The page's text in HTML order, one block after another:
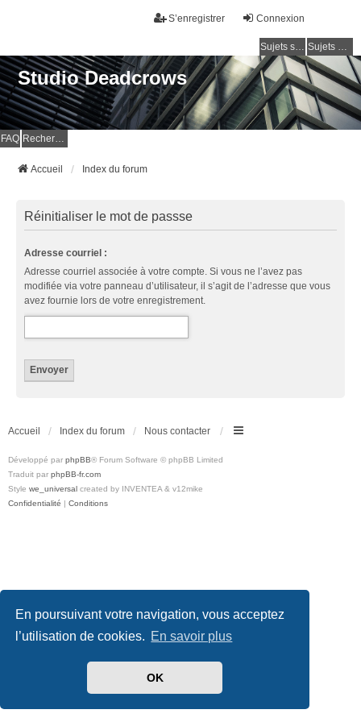
En poursuivant votre navigation, vous acceptez
l’utilisation de cookies. En savoir plus
OK
Connexion
S’enregistrer
Sujets sans réponse Sujets actifs
Studio Deadcrows
FAQ Rechercher
Accueil Index du forum
Réinitialiser le mot de passse
Adresse courriel :
Adresse courriel associée à votre compte. Si vous ne l’avez pas
modifiée via votre panneau d’utilisateur, il s’agit de l’adresse que vous
avez fournie lors de votre enregistrement.
Accueil Index du forum Nous contacter
Développé par phpBB® Forum Software © phpBB Limited
Traduit par phpBB-fr.com
Style we_universal created by INVENTEA & v12mike
Confidentialité | Conditions